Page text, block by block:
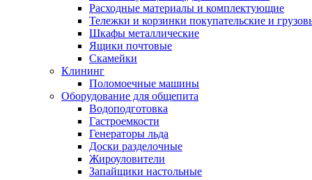
Расходные материалы и комплектующие
Тележки и корзинки покупательские и
Шкафы металлические
Ящики почтовые
Скамейки
Клининг
Поломоечные машины
Оборудование для общепита
Водоподготовка
Гастроемкости
Генераторы льда
Доски разделочные
Жироуловители
Запайщики настольные